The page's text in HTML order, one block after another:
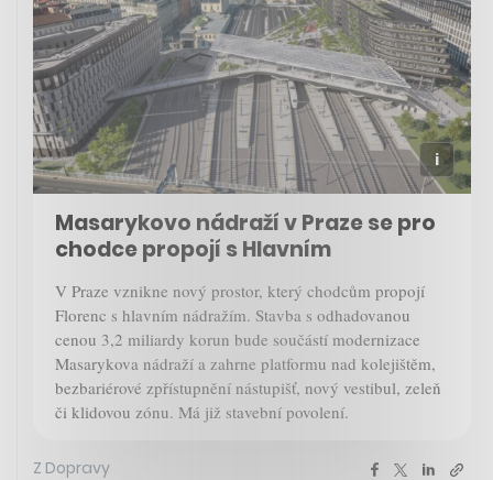
Masarykovo nádraží v Praze se pro
chodce propojí s Hlavním
V Praze vznikne nový prostor, který chodcům propojí
Florenc s hlavním nádražím. Stavba s odhadovanou
cenou 3,2 miliardy korun bude součástí modernizace
Masarykova nádraží a zahrne platformu nad kolejištěm,
bezbariérové zpřístupnění nástupišť, nový vestibul, zeleň
či klidovou zónu. Má již stavební povolení.
Z Dopravy